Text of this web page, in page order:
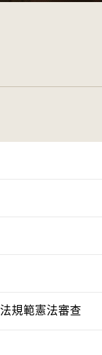
規範憲法審查